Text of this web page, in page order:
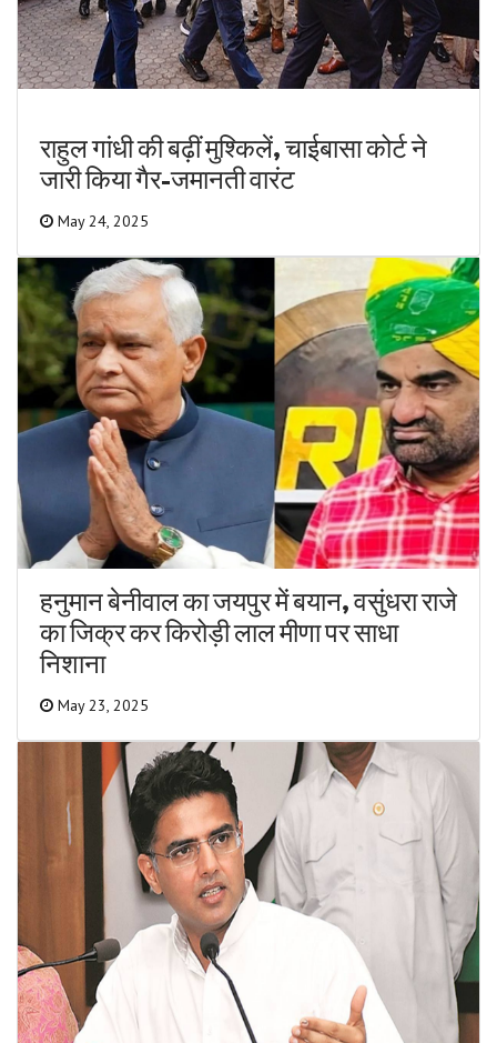
राहुल गांधी की बढ़ीं मुश्किलें, चाईबासा कोर्ट ने
जारी किया गैर-जमानती वारंट
May 24, 2025
हनुमान बेनीवाल का जयपुर में बयान, वसुंधरा राजे
का जिक्र कर किरोड़ी लाल मीणा पर साधा
निशाना
May 23, 2025